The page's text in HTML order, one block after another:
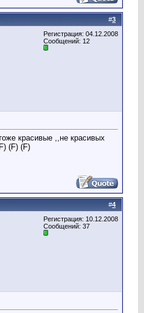
#3
Регистрация: 04.12.2008
Сообщений: 12
красивые ,,не красивых
(F) (F)
#4
Регистрация: 10.12.2008
Сообщений: 37